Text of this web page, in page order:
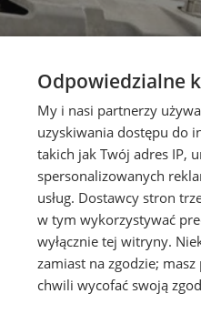
Odpowiedzialne
My i nasi partnerzy
uzyskiwania dostępu do
takich jak Twój adres IP,
spersonalizowanych
usług. Dostawcy stron
w tym wykorzystywać
wyłącznie tej witryny.
zamiast na zgodzie;
chwili wycofać swoją